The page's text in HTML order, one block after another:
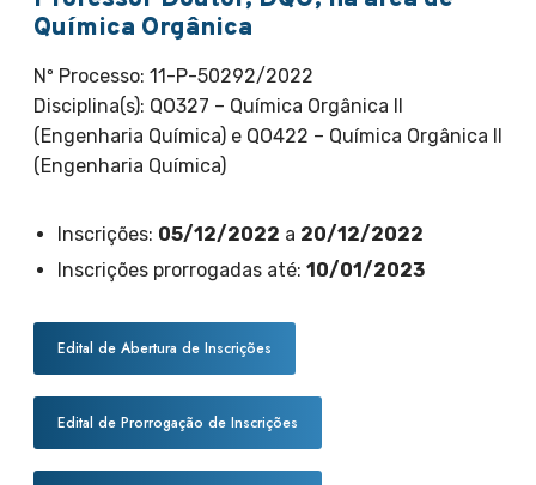
Química Orgânica
Nº Processo: 11-P-50292/2022
Disciplina(s): QO327 – Química Orgânica II
(Engenharia Química) e QO422 – Química Orgânica II
(Engenharia Química)
Inscrições: 05/12/2022 a 20/12/2022
Inscrições prorrogadas até: 10/01/2023
Edital de Abertura de Inscrições
Edital de Prorrogação de Inscrições